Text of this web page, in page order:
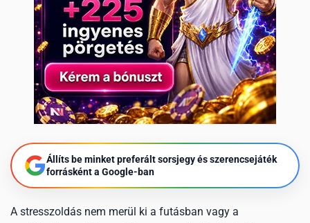
Állíts be minket preferált sorsjegy és szerencsejáték
forrásként a Google-ban
A stresszoldás nem merül ki a futásban vagy a